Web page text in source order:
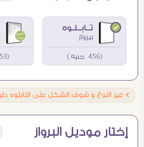
(456 جنيه ) (553 جنيه )
Ö غير النوع و شوف الشكل على التابلوه
إختار موديل البرواز